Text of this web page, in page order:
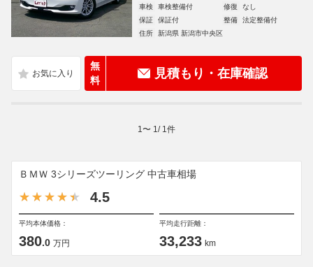
車検
車検整備付 修復
なし
保証
保証付 整備
法定整備付
住所
新潟県 新潟市中央区
無
料
見積もり・在庫確認
1 〜 1 / 1 件
ＢＭＷ 3シリーズツーリング 中古車相場
4.5
平均本体価格：
380.0 万円
平均走行距離：
33,233 km